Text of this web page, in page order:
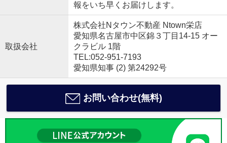
報をいち早くお届けします。
取扱会社
株式会社Nタウン不動産 Ntown栄店
愛知県名古屋市中区錦３丁目14-15 オー
クラビル 1階
TEL:052-951-7193
愛知県知事 (2) 第24292号
お問い合わせ(無料)